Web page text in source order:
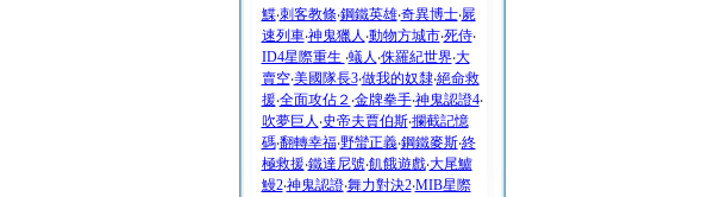
鰈‧刺客教條‧鋼鐵英雄‧奇異博士‧屍
速列車‧神鬼獵人 ‧動物方城市‧死侍‧
ID4星際重生 ‧蟻人 ‧侏羅紀世界‧大
賣空‧美國隊長3‧做我的奴隸‧絕命救
援‧全面攻佔２ ‧金牌拳手‧神鬼認證4‧
吹夢巨人 ‧史帝夫賈伯斯‧攔截記憶
碼‧翻轉幸福‧野蠻正義‧鋼鐵麥斯‧終
極救援‧鐵達尼號‧飢餓遊戲‧大尾鱸
鰻2‧神鬼認證‧舞力對決2‧MIB星際